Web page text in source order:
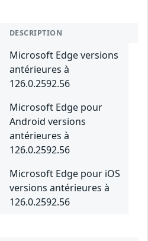
DESCRIPTION
Microsoft Edge versions
antérieures à
126.0.2592.56
Microsoft Edge pour
Android versions
antérieures à
126.0.2592.56
Microsoft Edge pour iOS
versions antérieures à
126.0.2592.56